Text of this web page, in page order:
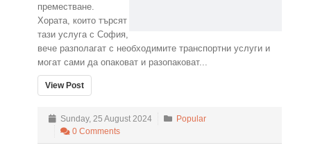
преместване.
Хората, които търсят
тази услуга с София,
вече разполагат с необходимите транспортни услуги и
могат сами да опаковат и разопаковат...
View Post
Sunday, 25 August 2024
Popular
0 Comments